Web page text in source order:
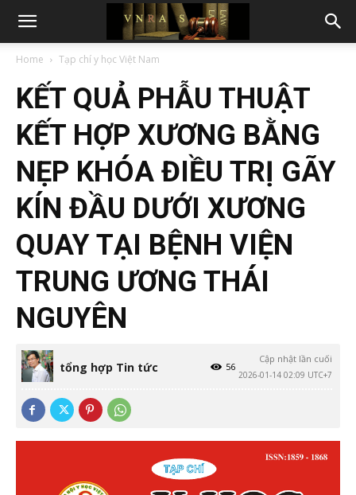
Home Tạp chí y học Việt Nam
KẾT QUẢ PHẪU THUẬT
KẾT HỢP XƯƠNG BẰNG
NẸP KHÓA ĐIỀU TRỊ GÃY
KÍN ĐẦU DƯỚI XƯƠNG
QUAY TẠI BỆNH VIỆN
TRUNG ƯƠNG THÁI
NGUYÊN
tổng hợp Tin tức
Cập nhật lần cuối
2026-01-14 02:09 UTC+7
56